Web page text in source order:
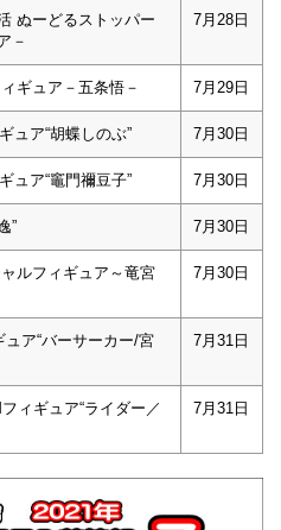
ぬーどるストッパー
－
7月28日
ギュア－五条悟－ 7月29日
ュア“胡蝶しのぶ” 7月30日
ュア“竈門禰豆子” 7月30日
” 7月30日
ルフィギュア～竜宮
7月30日
ア“バーサーカー/宮
7月31日
ィギュア“ライダー／
7月31日